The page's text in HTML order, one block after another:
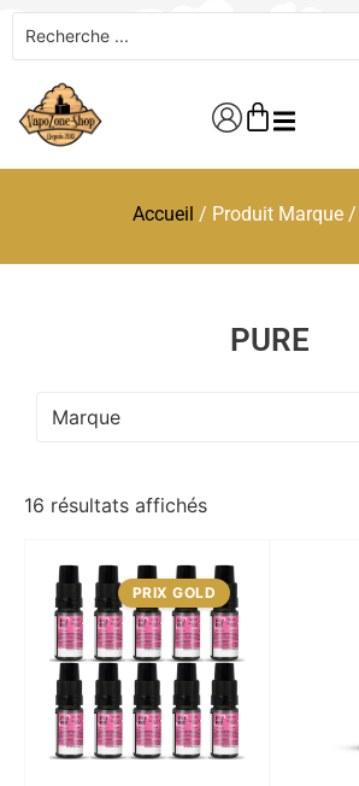
Accueil / Produit Marque /
PURE
Marque
16 résultats affichés
PRIX GOLD